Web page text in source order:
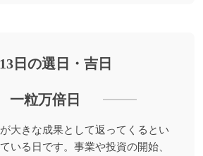
日の選日・吉日
一粒万倍日
大きな成果として返ってくるとい
いる日です。事業や投資の開始、